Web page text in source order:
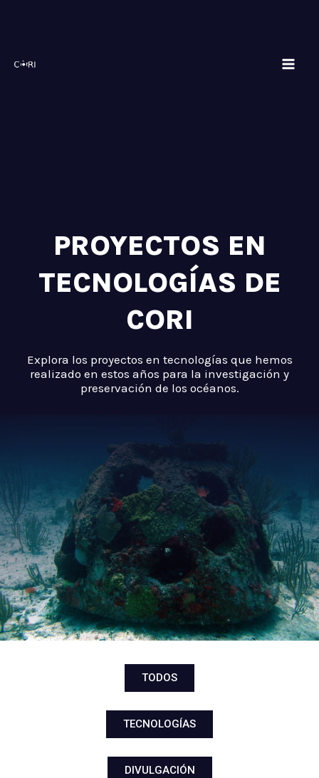
PROYECTOS EN
TECNOLOGÍAS DE
CORI
Explora los proyectos en tecnologías que hemos
realizado en estos años para la investigación y
preservación de los océanos.
.
TODOS
TECNOLOGÍAS
DIVULGACIÓN